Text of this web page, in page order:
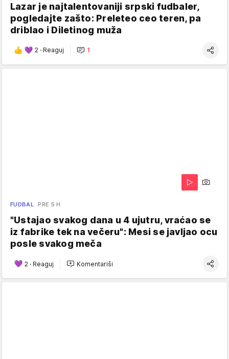
Lazar je najtalentovaniji srpski fudbaler,
pogledajte zašto: Preleteo ceo teren, pa
driblao i Diletinog muža
2 · Reaguj 1
FUDBAL PRE 5 H
"Ustajao svakog dana u 4 ujutru, vraćao se
iz fabrike tek na večeru": Mesi se javljao ocu
posle svakog meča
2 · Reaguj Komentariši